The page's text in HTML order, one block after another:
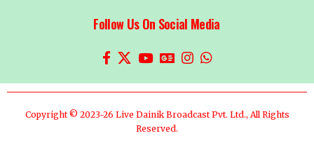
Follow Us On Social Media
Copyright © 2023-26 Live Dainik Broadcast Pvt. Ltd., All Rights
Reserved.